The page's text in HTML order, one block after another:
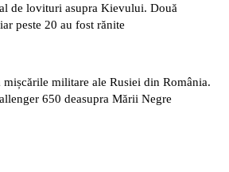
de lovituri asupra Kievului. Două
peste 20 au fost rănite
mișcările militare ale Rusiei din România.
650 deasupra Mării Negre